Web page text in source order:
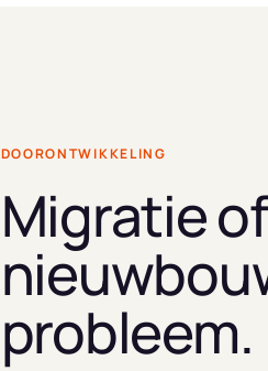
DOORONTWIKKELING
Migratie of
probleem.